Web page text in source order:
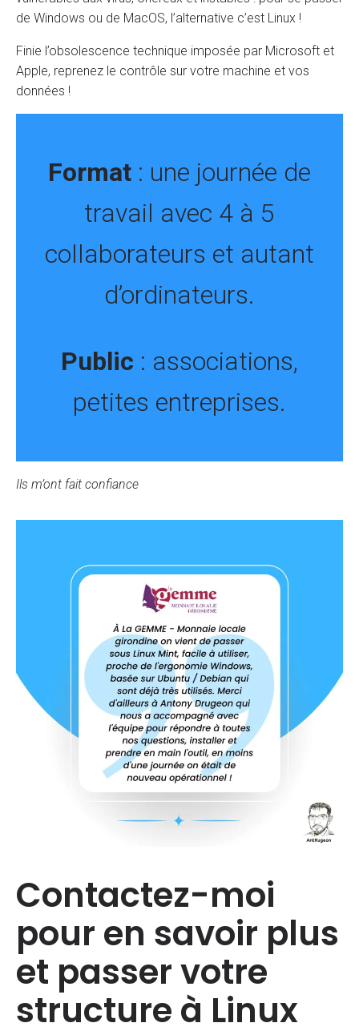
de Windows ou de MacOS, l’alternative c’est Linux !
Finie l’obsolescence technique imposée par Microsoft et
Apple, reprenez le contrôle sur votre machine et vos
données !
Format : une journée de
travail avec 4 à 5
collaborateurs et autant
d’ordinateurs.
Public : associations,
petites entreprises.
Ils m’ont fait confiance
Contactez-moi
pour en savoir plus
et passer votre
structure à Linux